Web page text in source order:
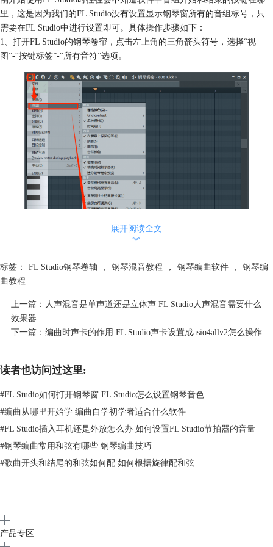
里，这是因为我们的FL Studio没有设置显示钢琴窗所有的音组标号，只
需要在FL Studio中进行设置即可。具体操作步骤如下：
1、打开FL Studio的钢琴卷帘，点击左上角的三角箭头符号，选择“视
图”-“按键标签”-“所有音符”选项。
2、设置完成之后，我们就能够在FL Studio中看到所有的音组标号了。
二、FL Studio钢琴窗怎么设置为C-1
在上文中我们介绍了音组的概念以及如何在FL Studio中设置音组标号，
里以C-1音组为例，向大家展示一下如何将FL Studio的钢琴窗设置为C-
1。
1、在FL Studio的
展开阅读全文
︾
标签： FL Studio钢琴卷轴 ， 钢琴混音教程 ， 钢琴编曲软件 ，
钢琴编
曲教程
上一篇： 人声混音是单声道还是立体声 FL Studio人声混音需要什么
效果器
下一篇： 编曲时声卡的作用 FL Studio声卡设置成asio4allv2怎么操作
读者也访问过这里:
#FL Studio如何打开钢琴窗 FL Studio怎么设置钢琴音色
#编曲从哪里开始学 编曲自学初学者适合什么软件
#FL Studio插入耳机还是外放怎么办 如何设置FL Studio节拍器的音量
#钢琴编曲常用和弦有哪些 钢琴编曲技巧
#歌曲开头和结尾的和弦如何配 如何根据旋律配和弦
产品专区